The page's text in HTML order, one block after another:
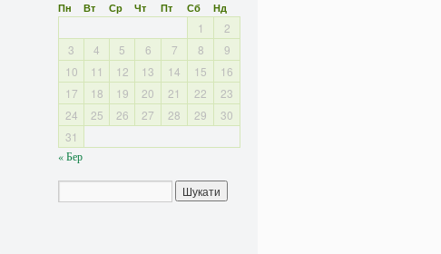
Пн Вт Ср Чт Пт Сб Нд
1
2
3
4 5 6 7 8
9
10
11 12 13 14 15
16
17
18 19 20 21 22
23
24
25 26 27 28 29
30
31
« Бер